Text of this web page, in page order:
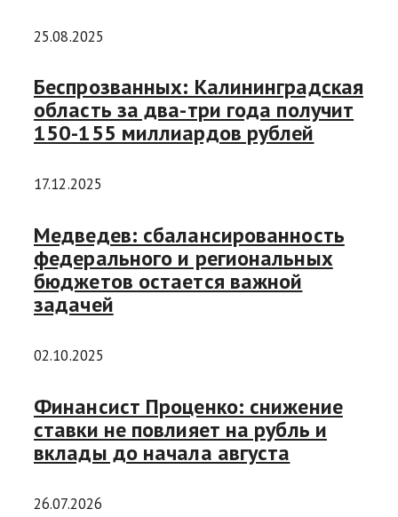
25.08.2025
Беспрозванных: Калининградская
область за два-три года получит
150-155 миллиардов рублей
17.12.2025
Медведев: сбалансированность
федерального и региональных
бюджетов остается важной
задачей
02.10.2025
Финансист Проценко: снижение
ставки не повлияет на рубль и
вклады до начала августа
26.07.2026